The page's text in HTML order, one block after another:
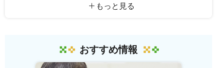
もっと見る
おすすめ情報